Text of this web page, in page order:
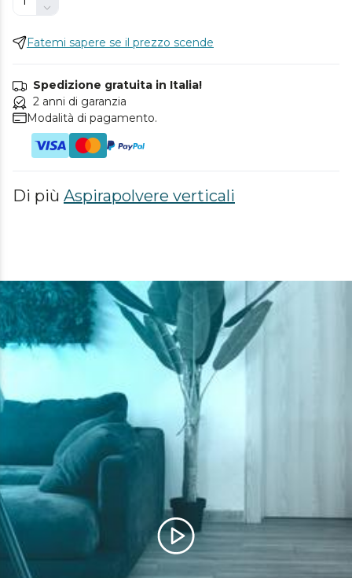
Fatemi sapere se il prezzo scende
Spedizione gratuita in Italia!
2 anni di garanzia
Modalità di pagamento.
Di più Aspirapolvere verticali